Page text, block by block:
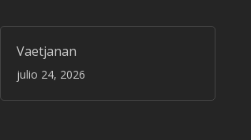
Vaetjanan
julio 24, 2026